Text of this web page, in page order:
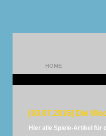
HOME
[03.07.2016] Die
Hier alle Spiele-Artikel für